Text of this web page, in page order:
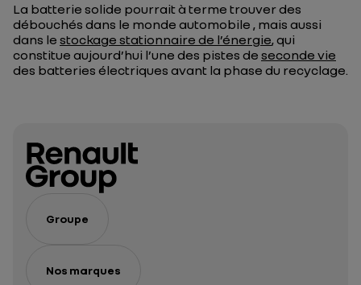
La batterie solide pourrait à terme trouver des
débouchés dans le monde automobile , mais aussi
dans le stockage stationnaire de l’énergie, qui
constitue aujourd’hui l’une des pistes de seconde vie
des batteries électriques avant la phase du recyclage.
Groupe
Nos marques